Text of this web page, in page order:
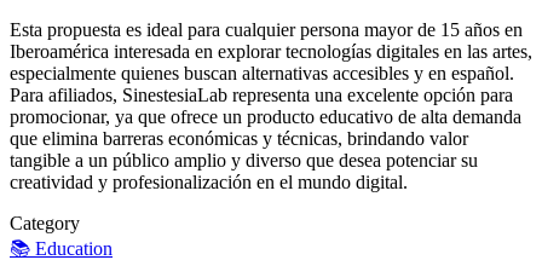
Esta propuesta es ideal para cualquier persona mayor de 15 años en
Iberoamérica interesada en explorar tecnologías digitales en las artes,
especialmente quienes buscan alternativas accesibles y en español.
Para afiliados, SinestesiaLab representa una excelente opción para
promocionar, ya que ofrece un producto educativo de alta demanda
que elimina barreras económicas y técnicas, brindando valor
tangible a un público amplio y diverso que desea potenciar su
creatividad y profesionalización en el mundo digital.
Category
📚 Education